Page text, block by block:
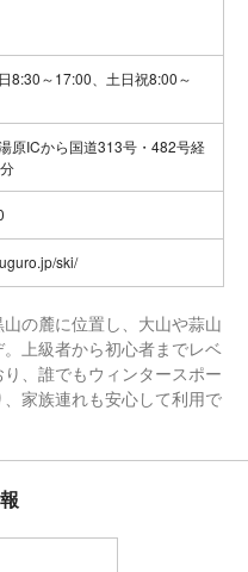
8:30～17:00、土日祝8:00～
原ICから国道313号・482号経
ski/
の麓に位置し、大山や蒜山
上級者から初心者までレベ
、誰でもウィンタースポー
家族連れも安心して利用で